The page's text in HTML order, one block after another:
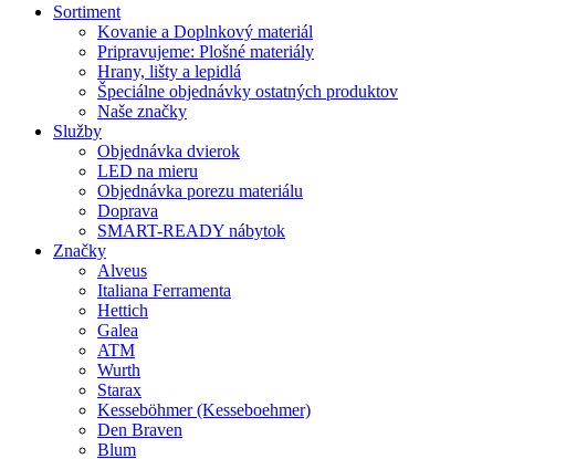
Sortiment
Kovanie a Doplnkový materiál
Pripravujeme: Plošné materiály
Hrany, lišty a lepidlá
Špeciálne objednávky ostatných produktov
Naše značky
Služby
Objednávka dvierok
LED na mieru
Objednávka porezu materiálu
Doprava
SMART-READY nábytok
Značky
Alveus
Italiana Ferramenta
Hettich
Galea
ATM
Wurth
Starax
Kesseböhmer (Kesseboehmer)
Den Braven
Blum